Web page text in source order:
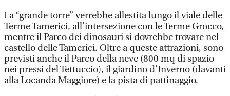
La “grande torre” verrebbe allestita lungo il viale delle
Terme Tamerici, all’intersezione con le Terme Grocco,
mentre il Parco dei dinosauri si dovrebbe trovare nel
castello delle Tamerici. Oltre a queste attrazioni, sono
previsti anche il Parco della neve (800 mq di spazio
nei pressi del Tettuccio), il giardino d’Inverno (davanti
alla Locanda Maggiore) e la pista di pattinaggio.